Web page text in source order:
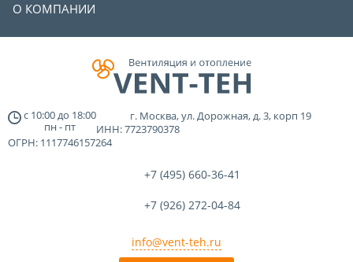
О КОМПАНИИ
с 10:00до 18:00
пн - пт
г. Москва, ул. Дорожная, д. 3, корп 19
ИНН: 7723790378
ОГРН: 1117746157264
+7 (495) 660-36-41
+7 (926) 272-04-84
info@vent-teh.ru